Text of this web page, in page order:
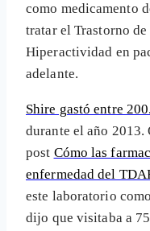
como medicamento
tratar el Trastorno
Hiperactividad en
adelante.
Shire gastó entre
durante el año 2013.
post Cómo las
enfermedad del
este laboratorio
dijo que visitaba a